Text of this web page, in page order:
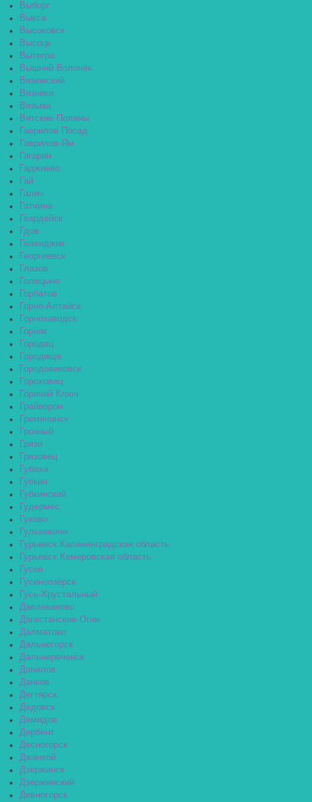
Выборг
Выкса
Высоковск
Высоцк
Вытегра
Вышний Волочёк
Вяземский
Вязники
Вязьма
Вятские Поляны
Гаврилов Посад
Гаврилов-Ям
Гагарин
Гаджиево
Гай
Галич
Гатчина
Гвардейск
Гдов
Геленджик
Георгиевск
Глазов
Голицыно
Горбатов
Горно-Алтайск
Горнозаводск
Горняк
Городец
Городище
Городовиковск
Гороховец
Горячий Ключ
Грайворон
Гремячинск
Грозный
Грязи
Грязовец
Губаха
Губкин
Губкинский
Гудермес
Гуково
Гулькевичи
Гурьевск Калининградская область
Гурьевск Кемеровская область
Гусев
Гусиноозёрск
Гусь-Хрустальный
Давлеканово
Дагестанские Огни
Далматово
Дальнегорск
Дальнереченск
Данилов
Данков
Дегтярск
Дедовск
Демидов
Дербент
Десногорск
Джанкой
Дзержинск
Дзержинский
Дивногорск